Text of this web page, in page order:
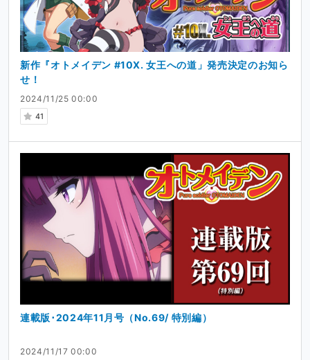
2024/11/25 00:00
41
新作『オトメイデン #10X. 女王への道」発売決定のお知ら
せ！
2024/11/17 00:00
連載版･2024年11月号（No.69/ 特別編）